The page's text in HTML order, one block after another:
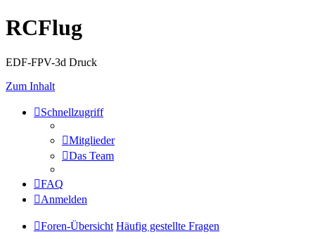
RCFlug
EDF-FPV-3d Druck
Zum Inhalt
Schnellzugriff
Mitglieder
Das Team
FAQ
Anmelden
Foren-Übersicht Häufig gestellte Fragen